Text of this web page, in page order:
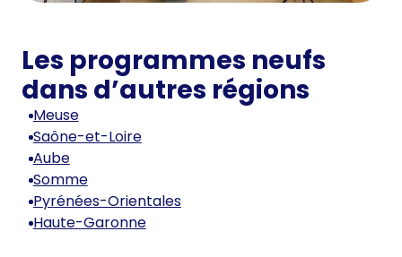
Les programmes neufs
dans d’autres régions
Meuse
Saône-et-Loire
Aube
Somme
Pyrénées-Orientales
Haute-Garonne